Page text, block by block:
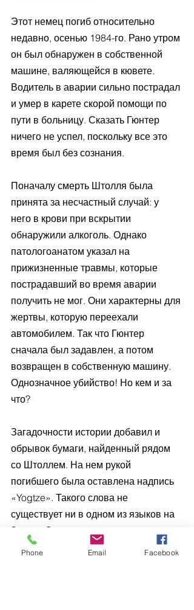
Этот немец погиб относительно
недавно, осенью 1984-го. Рано утром
он был обнаружен в собственной
машине, валяющейся в кювете.
Водитель в аварии сильно пострадал
и умер в карете скорой помощи по
пути в больницу. Сказать Гюнтер
ничего не успел, поскольку все это
время был без сознания.
Поначалу смерть Штолля была
принята за несчастный случай: у
него в крови при вскрытии
обнаружили алкоголь. Однако
патологоанатом указал на
прижизненные травмы, которые
пострадавший во время аварии
получить не мог. Они характерны для
жертвы, которую переехали
автомобилем. Так что Гюнтер
сначала был задавлен, а потом
возвращен в собственную машину.
Однозначное убийство! Но кем и за
что?
Загадочности истории добавил и
обрывок бумаги, найденный рядом
со Штоллем. На нем рукой
погибшего была оставлена надпись
«Yogtze». Такого слова не
существует ни в одном из языков на
Земле. Опрос жены жертвы показал,
что перед смертью, прежде чем уйти
Phone Email Facebook